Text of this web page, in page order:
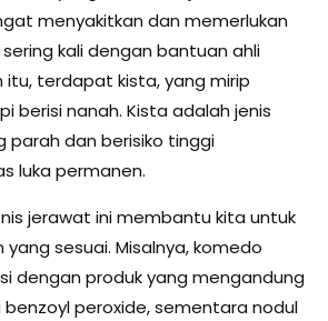
menyakitkan dan memerlukan
kali dengan bantuan ahli
itu, terdapat kista, yang mirip
berisi nanah. Kista adalah jenis
parah dan berisiko tinggi
luka permanen.
jerawat ini membantu kita untuk
sesuai. Misalnya, komedo
dengan produk yang mengandung
peroxide, sementara nodul